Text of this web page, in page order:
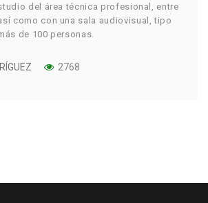
del área técnica profesional, entre
como con una sala audiovisual, tipo
de 100 personas.
2768